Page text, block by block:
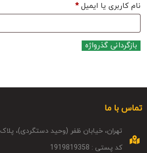
نام کاربری یا ایمیل*
بازگردانی گذرواژه
تماس با ما
تهران، خیابان ظفر (وحید دستگردی)، پلاک 177، واحد 30
کد پستی : 1919819358